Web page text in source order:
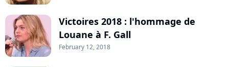
Victoires 2018 : l'hommage de
Louane à F. Gall
February 12, 2018